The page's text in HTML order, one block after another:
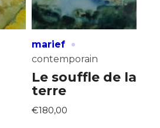
marief ·
contemporain
Le souffle de la
terre
€180,00